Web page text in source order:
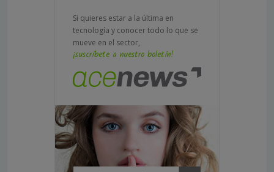
Si quieres estar a la última en
tecnología y conocer todo lo que se
mueve en el sector,
¡suscríbete a nuestro boletín!